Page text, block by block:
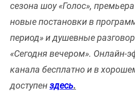
сезона шоу «Голос»,
новые постановки в
период» и душевные
«Сегодня вечером». Онлайн-
канала бесплатно и в
доступенздесь.